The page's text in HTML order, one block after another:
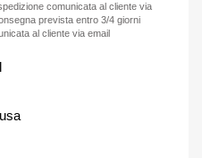
comunicata al cliente via
prevista entro 3/4 giorni
al cliente via email